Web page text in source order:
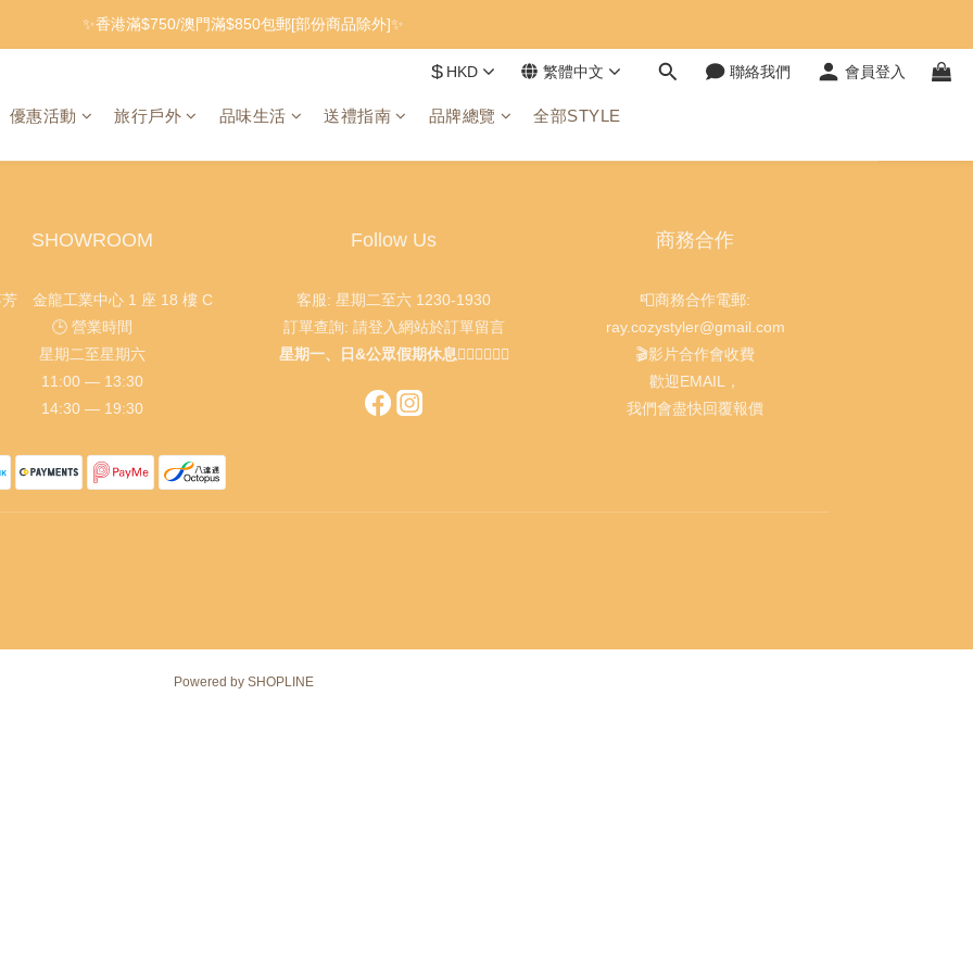
✨香港滿$750/澳門滿$850包郵[部份商品除外]✨
$ HKD 繁體中文 聯絡我們 會員登入
優惠活動 旅行戶外 品味生活 送禮指南 品牌總覽 全部STYLE
SHOWROOM
芳 金龍工業中心 1 座 18 樓 C
🕒 營業時間
星期二至星期六
11:00 — 13:30
14:30 — 19:30
Follow Us
客服: 星期二至六 1230-1930
訂單查詢: 請登入網站於訂單留言
星期一、日&公眾假期休息🙇🏻‍♂️🙇🏻‍♀️
商務合作
📮商務合作電郵:
ray.cozystyler@gmail.com
🎬影片合作會收費
歡迎EMAIL，
我們會盡快回覆報價
Powered by SHOPLINE